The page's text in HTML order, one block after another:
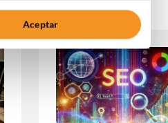
Aceptar